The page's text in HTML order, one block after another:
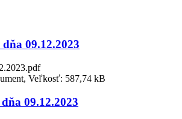
09.12.2023
Veľkosť: 587,74 kB
09.12.2023